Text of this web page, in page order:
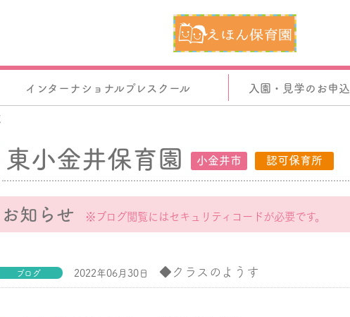
インターナショナルプレスクール 入園・見学のお申込
東小金井保育園 小金井市 認可保育所
お知らせ ※ブログ閲覧にはセキュリティコードが必要です。
ブログ 2022年06月30日 ◆クラスのようす